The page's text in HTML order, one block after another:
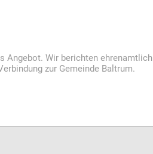
Angebot. Wir berichten ehrenamtlich
zur Gemeinde Baltrum.